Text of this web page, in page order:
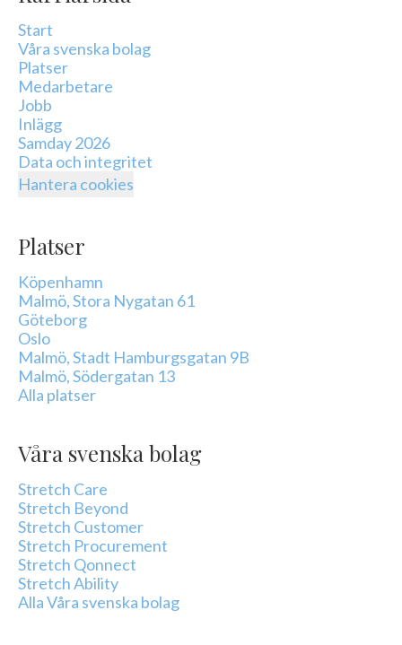
Start
Våra svenska bolag
Platser
Medarbetare
Jobb
Inlägg
Samday 2026
Data och integritet
Hantera cookies
Platser
Köpenhamn
Malmö, Stora Nygatan 61
Göteborg
Oslo
Malmö, Stadt Hamburgsgatan 9B
Malmö, Södergatan 13
Alla platser
Våra svenska bolag
Stretch Care
Stretch Beyond
Stretch Customer
Stretch Procurement
Stretch Qonnect
Stretch Ability
Alla Våra svenska bolag